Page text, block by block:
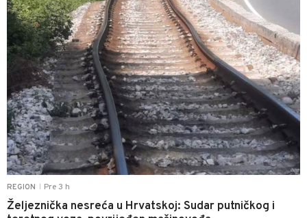
REGION Pre 3 h
Željeznička nesreća u Hrvatskoj: Sudar putničkog i